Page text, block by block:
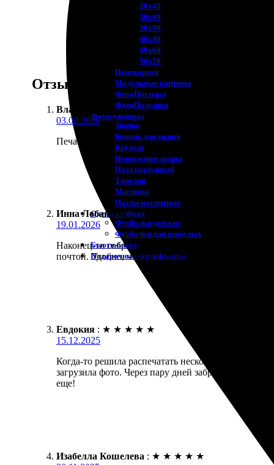
20х45
30х60
30х90
40х40
40х60
50х70
Пенокартон
Модульные картины
ФотоПостеры
ФотоПодушки
Фотоcувениры
Значки
Коврик для мыши
Кружки
Новогодние шары
Пазл картонный
Тарелки
Магниты
Пазлы магнитные
Одежда с Фото
Футболки детские
Футболки для взрослых
Бьюти-боксы
Подарочные сертификаты
Отзывы
Владлен Суворов :
03.02.2026
Печатал фото для личного дневника. Бумагу взял
Инна Лобанова :
19.01.2026
Наконец-то собралась распечатать фото с
почтой. Удобно, что не надо никуда ездить.
Евдокия : ★ ★ ★ ★ ★
15.12.2025
Когда-то решила распечатать несколько
загрузила фото. Через пару дней забрала готовые
еще!
Изабелла Кошелева : ★ ★ ★ ★ ★